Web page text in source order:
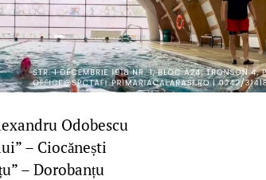
Odobescu
– Ciocănești
– Dorobanțu